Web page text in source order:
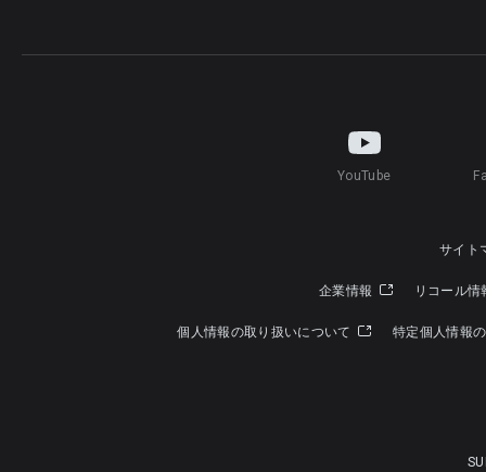
YouTube
サイト
企業情報 リコール
個人情報の取り扱いについて 特定個人情報